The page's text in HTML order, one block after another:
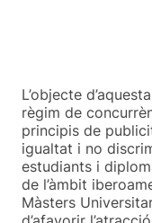
L’objecte
règim de
principis de
igualtat i no
estudiants i
de l’àmbit
Màsters